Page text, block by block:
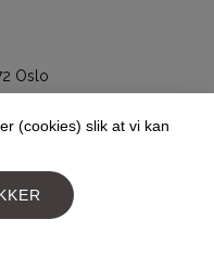
Oslo
(cookies) slik at vi kan